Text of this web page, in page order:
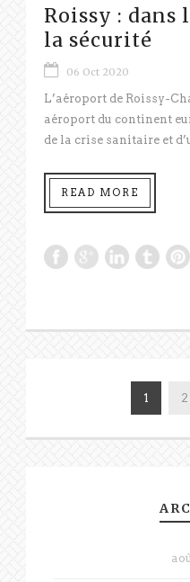
Roissy : dans
la sécurité
06 Oct 2020
L’aéroport de Roissy-
aéroport du continent
de la crise sanitaire et
READ MORE
1 2